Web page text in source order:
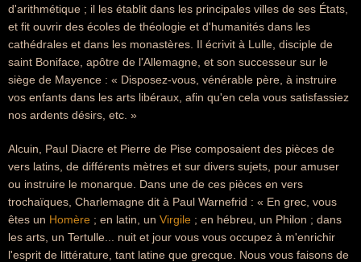
d'arithmétique ; il les établit dans les principales villes de ses États,
et fit ouvrir des écoles de théologie et d'humanités dans les
cathédrales et dans les monastères. Il écrivit à Lulle, disciple de
saint Boniface, apôtre de l'Allemagne, et son successeur sur le
siège de Mayence : « Disposez-vous, vénérable père, à instruire
vos enfants dans les arts libéraux, afin qu'en cela vous satisfassiez
nos ardents désirs, etc. »
Alcuin, Paul Diacre et Pierre de Pise composaient des pièces de
vers latins, de différents mètres et sur divers sujets, pour amuser
ou instruire le monarque. Dans une de ces pièces en vers
trochaïques, Charlemagne dit à Paul Warnefrid : « En grec, vous
êtes un Homère ; en latin, un Virgile ; en hébreu, un Philon ; dans
les arts, un Tertulle... nuit et jour vous vous occupez à m'enrichir
l'esprit de littérature, tant latine que grecque. Nous vous faisons de